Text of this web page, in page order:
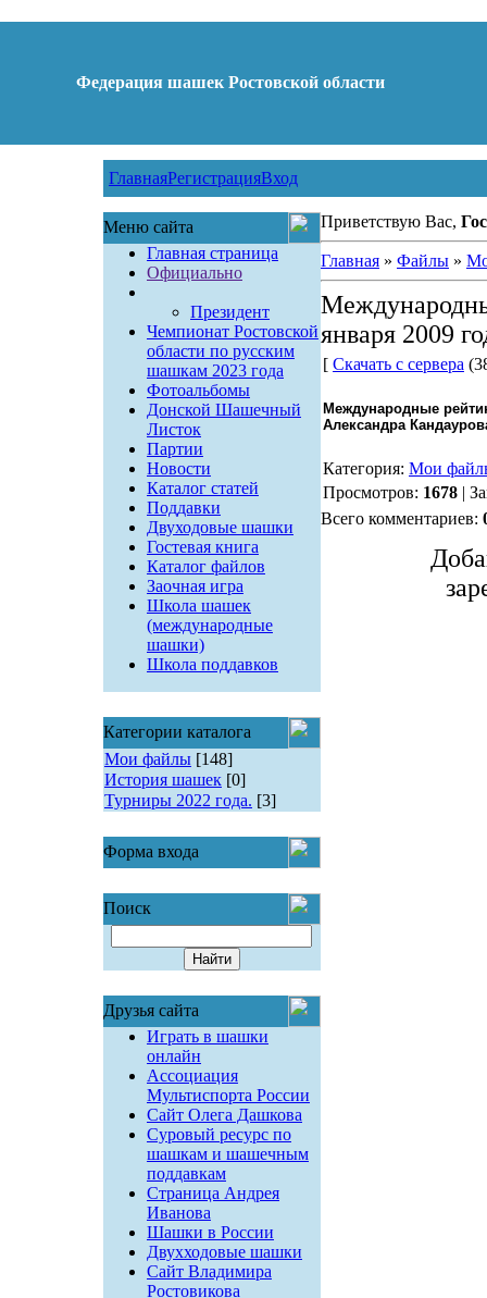
Федерация шашек Ростовской области
ГлавнаяРегистрацияВход
Меню сайта
Главная страница
Официально
Президент
Чемпионат Ростовской
области по русским
шашкам 2023 года
Фотоальбомы
Донской Шашечный
Листок
Партии
Новости
Каталог статей
Поддавки
Двуходовые шашки
Гостевая книга
Каталог файлов
Заочная игра
Школа шашек
(международные
шашки)
Школа поддавков
Категории каталога
Мои файлы [148]
История шашек [0]
Турниры 2022 года. [3]
Форма входа
Поиск
Друзья сайта
Играть в шашки
онлайн
Ассоциация
Мультиспорта России
Сайт Олега Дашкова
Суровый ресурс по
шашкам и шашечным
поддавкам
Страница Андрея
Иванова
Шашки в России
Двухходовые шашки
Сайт Владимира
Ростовикова
Приветствую Вас,
Главная» Файлы»
января 2009
[ Скачать с сервера
Международные
Александра
Категория: Мои
Просмотров: 1678|
Всего комментариев: